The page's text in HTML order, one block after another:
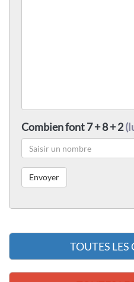
Combien font 7 + 8 + 2
TOUTES LES